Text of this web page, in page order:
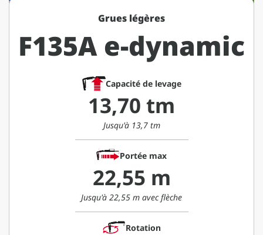
Grues légères
F135A e-dynamic
Capacité de levage
13,70 tm
Jusqu'à 13,7 tm
Portée max
22,55 m
Jusqu'à 22,55 m avec flèche
Rotation